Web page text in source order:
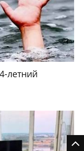
летний